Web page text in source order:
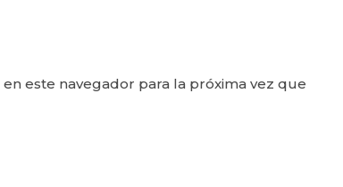
este navegador para la próxima vez que